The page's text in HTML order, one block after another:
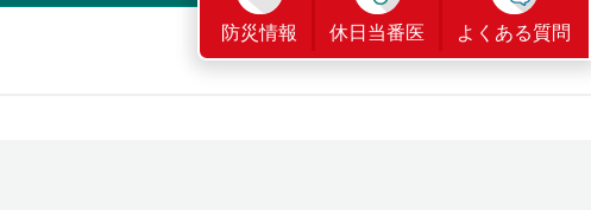
防災情報 休日当番医 よくある質問